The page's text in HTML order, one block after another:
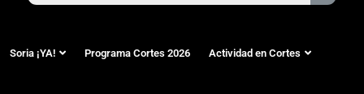
Soria ¡YA! Programa Cortes 2026 Actividad en Cortes